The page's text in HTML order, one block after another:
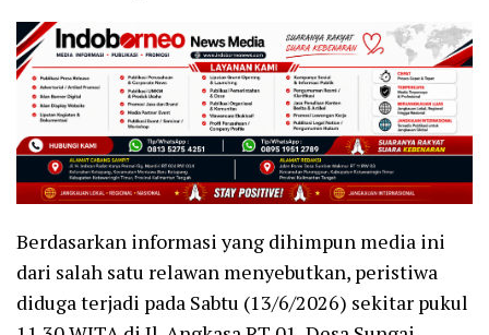
Berdasarkan informasi yang dihimpun media ini
dari salah satu relawan menyebutkan, peristiwa
diduga terjadi pada Sabtu (13/6/2026) sekitar pukul